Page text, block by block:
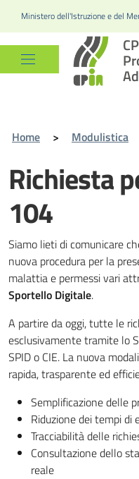
Ministero dell'Istruzione e del
Home > Modulistica
Richiesta
104
Siamo lieti di comunicare
nuova procedura per la
malattia e permessi vari
Sportello Digitale.
A partire da oggi, tutte le
esclusivamente tramite lo
SPID o CIE. La nuova
rapida, trasparente ed
Semplificazione delle
Riduzione dei tempi di
Tracciabilità delle
Consultazione dello
reale